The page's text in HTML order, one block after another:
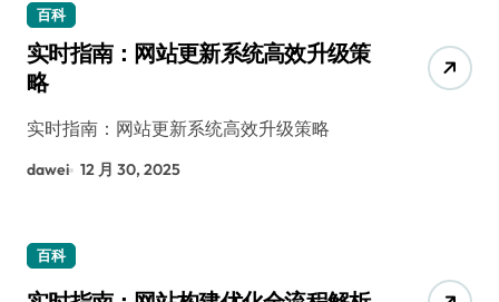
百科
实时指南：网站更新系统高效升级策
略
实时指南：网站更新系统高效升级策略
dawei 12 月 30, 2025
百科